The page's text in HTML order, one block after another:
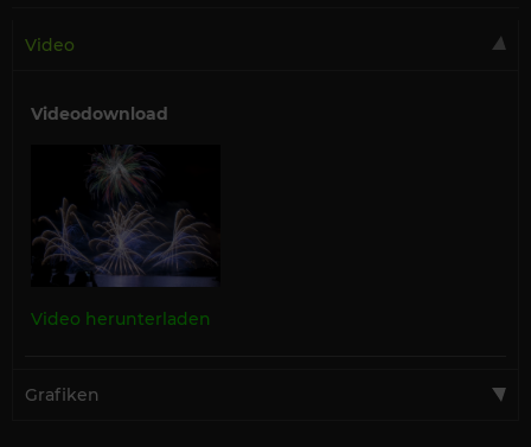
Video
Videodownload
Video herunterladen
Grafiken